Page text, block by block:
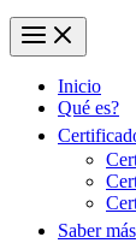
Inicio
Qué es?
Saber más